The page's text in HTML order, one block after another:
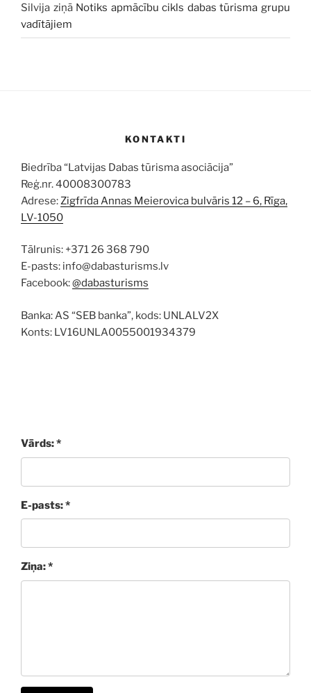
Silvija ziņā Notiks apmācību cikls dabas tūrisma grupu
vadītājiem
KONTAKTI
Biedrība “Latvijas Dabas tūrisma asociācija”
Reģ.nr. 40008300783
Adrese:Zigfrīda Annas Meierovica bulvāris 12 – 6, Rīga,
LV-1050
Tālrunis: +371 26 368 790
E-pasts: info@dabasturisms.lv
Facebook:@dabasturisms
Banka: AS “SEB banka”, kods: UNLALV2X
Konts: LV16UNLA0055001934379
Vārds: *
E-pasts: *
Ziņa: *